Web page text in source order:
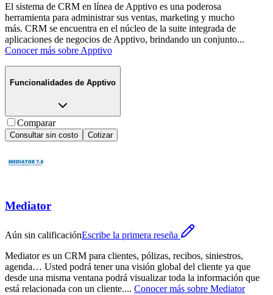
El sistema de CRM en línea de Apptivo es una poderosa
herramienta para administrar sus ventas, marketing y mucho
más. CRM se encuentra en el núcleo de la suite integrada de
aplicaciones de negocios de Apptivo, brindando un conjunto...
Conocer más sobre Apptivo
Funcionalidades de Apptivo
Comparar
Consultar sin costo Cotizar
Mediator
Aún sin calificaciónEscribe la primera reseña
Mediator es un CRM para clientes, pólizas, recibos, siniestros,
agenda… Usted podrá tener una visión global del cliente ya que
desde una misma ventana podrá visualizar toda la información que
está relacionada con un cliente.... Conocer más sobre Mediator